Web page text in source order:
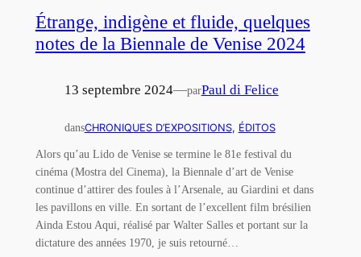
Étrange, indigène et fluide, quelques
notes de la Biennale de Venise 2024
13 septembre 2024—parPaul di Felice
dansCHRONIQUES D’EXPOSITIONS, ÉDITOS
Alors qu’au Lido de Venise se termine le 81e festival du
cinéma (Mostra del Cinema), la Biennale d’art de Venise
continue d’attirer des foules à l’Arsenale, au Giardini et dans
les pavillons en ville. En sortant de l’excellent film brésilien
Ainda Estou Aqui, réalisé par Walter Salles et portant sur la
dictature des années 1970, je suis retourné…